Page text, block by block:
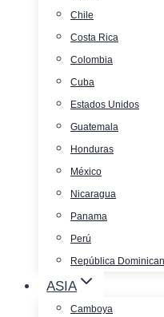
Chile
Costa Rica
Colombia
Cuba
Estados Unidos
Guatemala
Honduras
México
Nicaragua
Panama
Perú
República
ASIA
Camboya